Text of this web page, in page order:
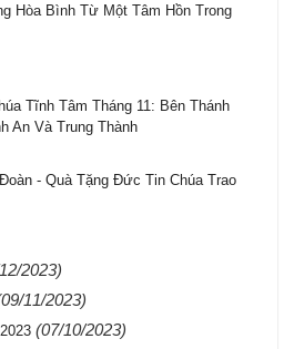
Hòa Bình Từ Một Tâm Hồn Trong
Tĩnh Tâm Tháng 11: Bên Thánh
An Và Trung Thành
- Quà Tặng Đức Tin Chúa Trao
2023)
11/2023)
(07/10/2023)